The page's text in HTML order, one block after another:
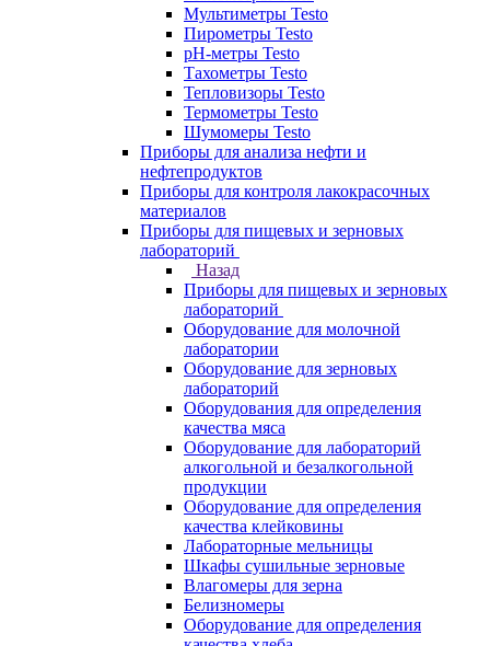
Мультиметры Testo
Пирометры Testo
pH-метры Testo
Тахометры Testo
Тепловизоры Testo
Термометры Testo
Шумомеры Testo
Приборы для анализа нефти и
нефтепродуктов
Приборы для контроля лакокрасочных
материалов
Приборы для пищевых и зерновых
лабораторий
Назад
Приборы для пищевых и зерновых
лабораторий
Оборудование для молочной
лаборатории
Оборудование для зерновых
лабораторий
Оборудования для определения
качества мяса
Оборудование для лабораторий
алкогольной и безалкогольной
продукции
Оборудование для определения
качества клейковины
Лабораторные мельницы
Шкафы сушильные зерновые
Влагомеры для зерна
Белизномеры
Оборудование для определения